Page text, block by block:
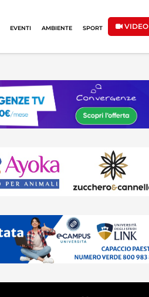
EVENTI AMBIENTE SPORT VIDEO